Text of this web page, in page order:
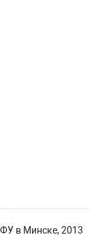
в Минске, 2013